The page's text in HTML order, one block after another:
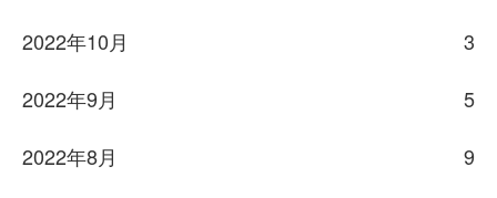
2022年10月
3
2022年9月
5
2022年8月
9